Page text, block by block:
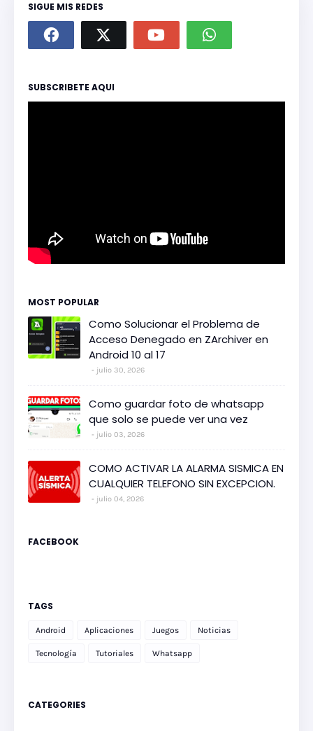
SIGUE MIS REDES
SUBSCRIBETE AQUI
MOST POPULAR
Como Solucionar el Problema de
Acceso Denegado en ZArchiver en
Android 10 al 17
julio 30, 2026
Como guardar foto de whatsapp
que solo se puede ver una vez
julio 03, 2026
COMO ACTIVAR LA ALARMA SISMICA EN
CUALQUIER TELEFONO SIN EXCEPCION.
julio 04, 2026
FACEBOOK
TAGS
Android Aplicaciones Juegos Noticias
Tecnología Tutoriales Whatsapp
CATEGORIES